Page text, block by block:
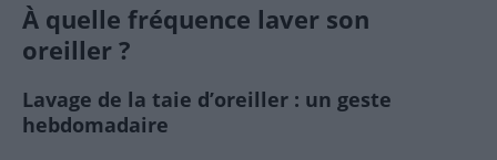
À quelle fréquence laver son
oreiller ?
Lavage de la taie d’oreiller : un geste
hebdomadaire